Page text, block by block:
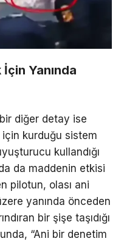
Yanında
diğer detay ise
kurduğu sistem
kullandığı
da maddenin etkisi
pilotun, olası ani
yanında önceden
bir şişe taşıdığı
“Ani bir denetim